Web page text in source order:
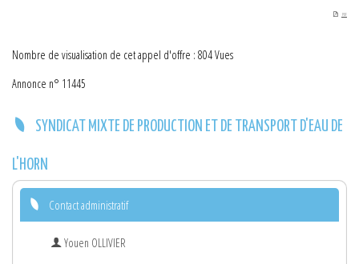
PDF
Nombre de visualisation de cet appel d'offre : 804 Vues
Annonce n° 11445
SYNDICAT MIXTE DE PRODUCTION ET DE TRANSPORT D'EAU DE
L'HORN
Contact administratif
Youen OLLIVIER